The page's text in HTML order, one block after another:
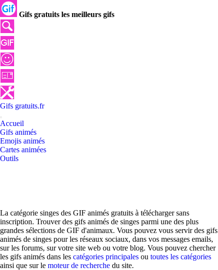
Gifs gratuits les meilleurs gifs
Gifs gratuits.fr
Accueil
Gifs animés
Emojis animés
Cartes animées
Outils
La catégorie singes des GIF animés gratuits à télécharger sans
inscription. Trouver des gifs animés de singes parmi une des plus
grandes sélections de GIF d'animaux. Vous pouvez vous servir des gifs
animés de singes pour les réseaux sociaux, dans vos messages emails,
sur les forums, sur votre site web ou votre blog. Vous pouvez chercher
les gifs animés dans les catégories principales ou toutes les catégories
ainsi que sur le moteur de recherche du site.